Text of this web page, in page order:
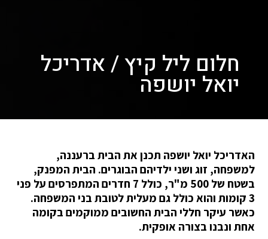
חלום ליל קיץ / אדריכל
יואל יושפה
האדריכל יואל יושפה תכנן את הבית ברעננה,
למשפחה, זוג ושני ילדיהם הבוגרים. הבית המפנק,
בשטח של 500 מ"ר, כולל 7 חדרים המתפרסים על פני
3 קומות והוא כולל גם מעלית לטובת בני המשפחה.
כאשר עיקר חללי הבית החשובים ממוקמים בקומה
אחת ונבנו בצורה אופקית.